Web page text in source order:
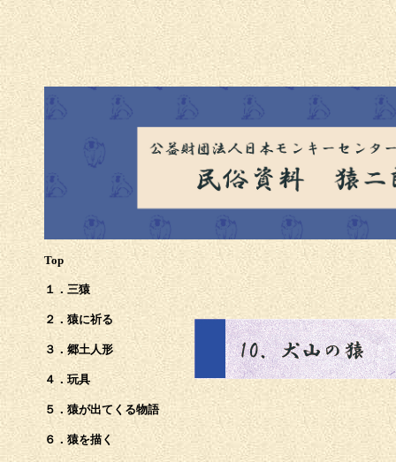
Top
１．三猿
２．猿に祈る
３．郷土人形
４．玩具
５．猿が出てくる物語
６．猿を描く